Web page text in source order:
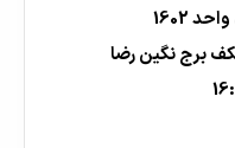
برج نگین رضا